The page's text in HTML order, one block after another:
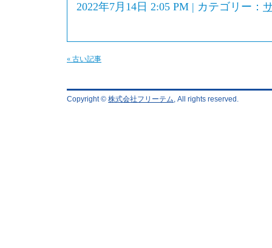
2022年7月14日 2:05 PM | カテゴリー：
« 古い記事
Copyright © 株式会社フリーテム, All rights reserved.